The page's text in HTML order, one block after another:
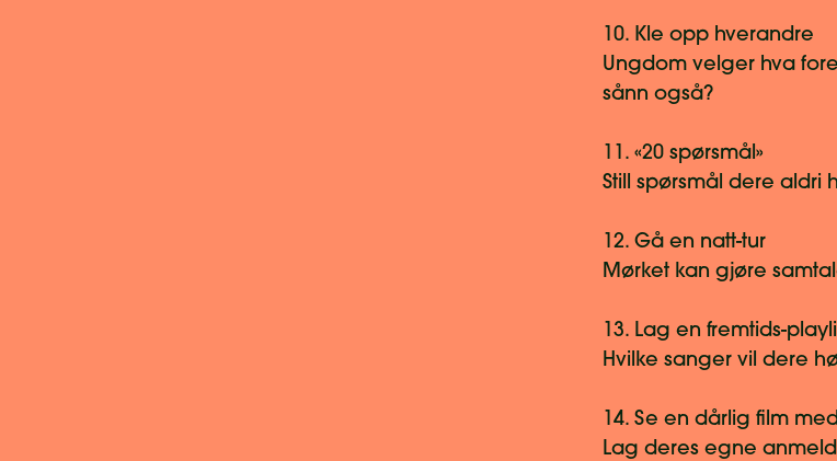
10. Kle opp hverandre
Ungdom velger hva
sånn også?
11. «20 spørsmål»
Still spørsmål dere aldri
12. Gå en natt-tur
Mørket kan gjøre
13. Lag en fremtids-
Hvilke sanger vil dere
14. Se en dårlig film
Lag deres egne